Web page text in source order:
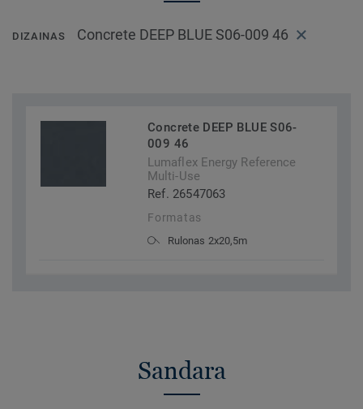
DIZAINAS Concrete DEEP BLUE S06-009 46
Concrete DEEP BLUE S06-
009 46
Lumaflex Energy Reference
Multi-Use
Ref. 26547063
Formatas
Rulonas 2x20,5m
Sandara